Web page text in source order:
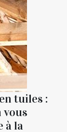
tuiles :
vous
à la